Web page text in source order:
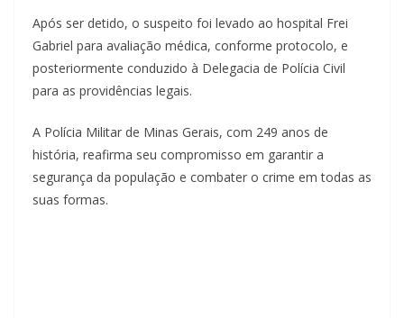
Após ser detido, o suspeito foi levado ao hospital Frei
Gabriel para avaliação médica, conforme protocolo, e
posteriormente conduzido à Delegacia de Polícia Civil
para as providências legais.
A Polícia Militar de Minas Gerais, com 249 anos de
história, reafirma seu compromisso em garantir a
segurança da população e combater o crime em todas as
suas formas.